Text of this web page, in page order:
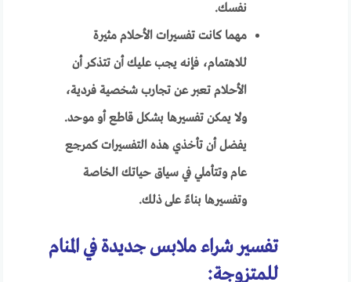
نفسك.
مهما كانت تفسيرات الأحلام مثيرة
للاهتمام، فإنه يجب عليك أن تتذكر أن
الأحلام تعبر عن تجارب شخصية فردية،
ولا يمكن تفسيرها بشكل قاطع أو موحد.
يفضل أن تأخذي هذه التفسيرات كمرجع
عام وتتأملي في سياق حياتك الخاصة
وتفسيرها بناءً على ذلك.
تفسير شراء ملابس جديدة في المنام
للمتزوجة: